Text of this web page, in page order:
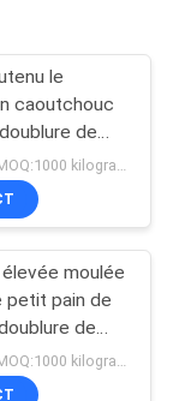
le
caoutchouc
de
High
acier
moulée
petit pain de
de
de guindeau